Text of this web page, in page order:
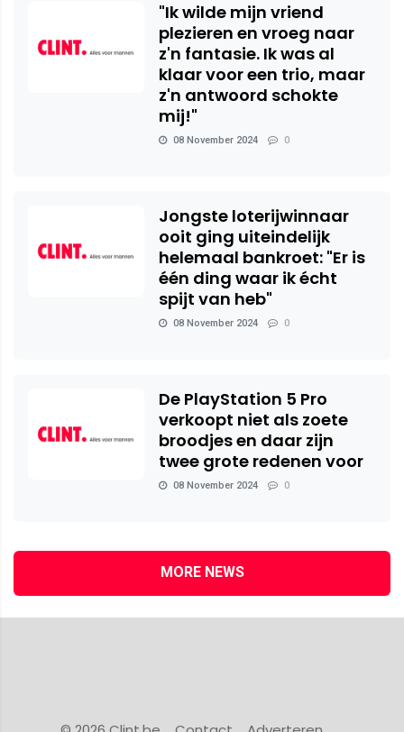
"Ik wilde mijn vriend
plezieren en vroeg naar
z'n fantasie. Ik was al
klaar voor een trio, maar
z'n antwoord schokte
mij!"
08 November 2024 0
Jongste loterijwinnaar
ooit ging uiteindelijk
helemaal bankroet: "Er is
één ding waar ik écht
spijt van heb"
08 November 2024 0
De PlayStation 5 Pro
verkoopt niet als zoete
broodjes en daar zijn
twee grote redenen voor
08 November 2024 0
MORE NEWS